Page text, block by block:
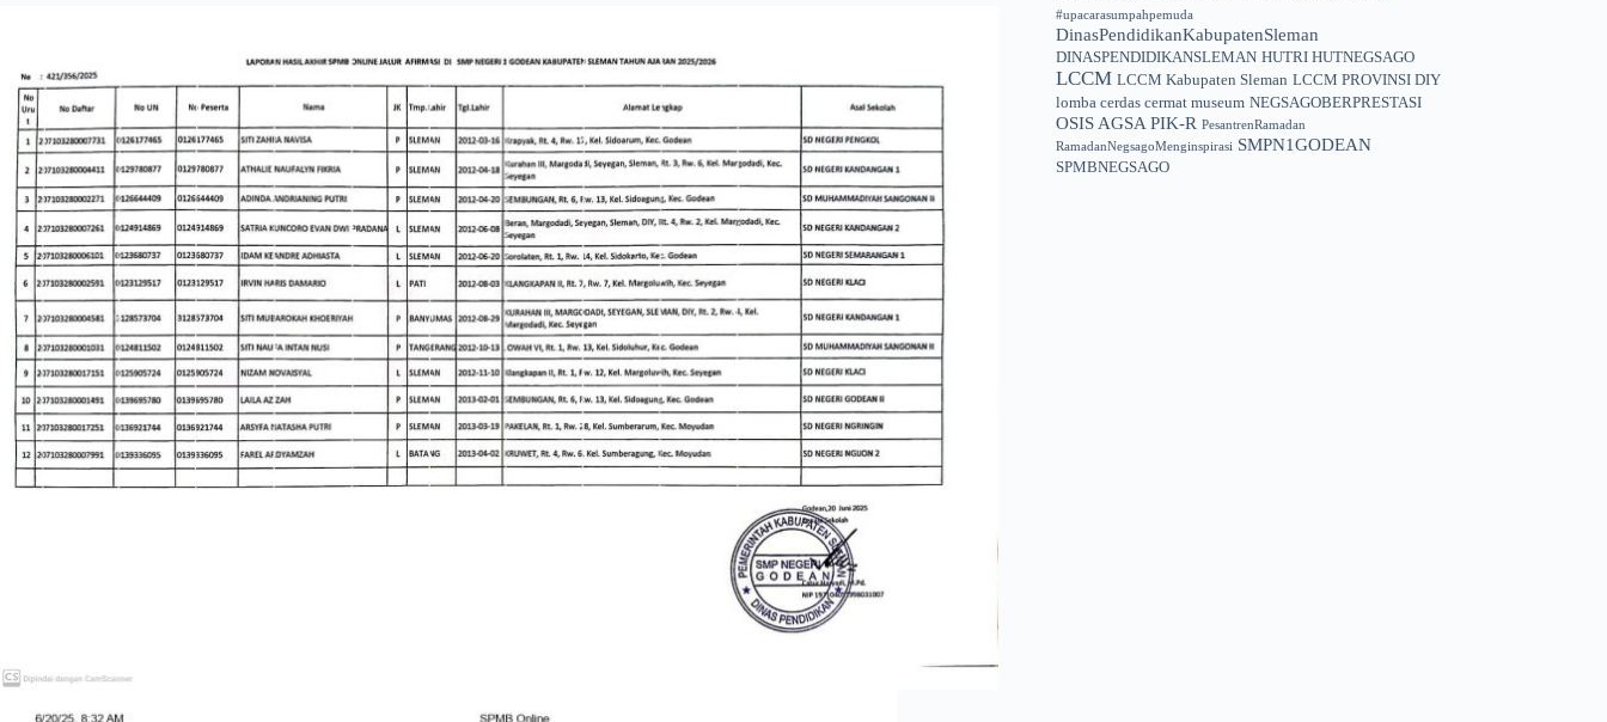
#upacarasumpahpemuda
DinasPendidikanKabupatenSleman
DINASPENDIDIKANSLEMAN HUTRI HUTNEGSAGO
LCCM LCCM Kabupaten Sleman LCCM PROVINSI DIY
lomba cerdas cermat museum NEGSAGOBERPRESTASI
OSIS AGSA PIK-R PesantrenRamadan
RamadanNegsagoMenginspirasi SMPN1GODEAN
SPMBNEGSAGO